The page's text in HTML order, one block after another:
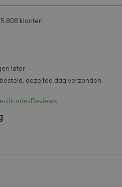
klanten
later
dezelfde dag verzonden.
Reviews